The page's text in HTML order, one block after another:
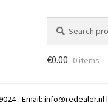
for:
€0.00 0 items
- Email: info@redealer.nl|